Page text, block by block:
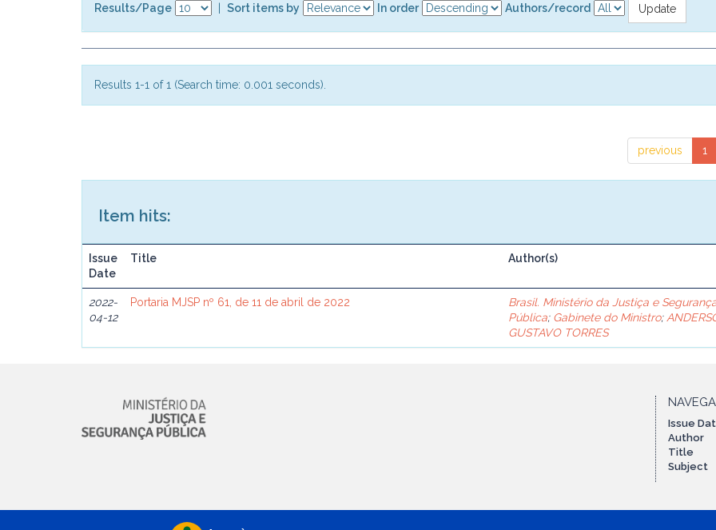
Results/Page Sort items by In order Authors/record
Results 1-1 of 1 (Search time: 0.001 seconds).
previous 1
Item hits:
Issue
Date
Title Author(s)
2022-
04-12
Portaria MJSP nº 61, de 11 de abril de 2022
Brasil. Ministério da Justiça e
Pública; Gabinete do Ministro;
GUSTAVO TORRES
Issue
Author
Title
Subject